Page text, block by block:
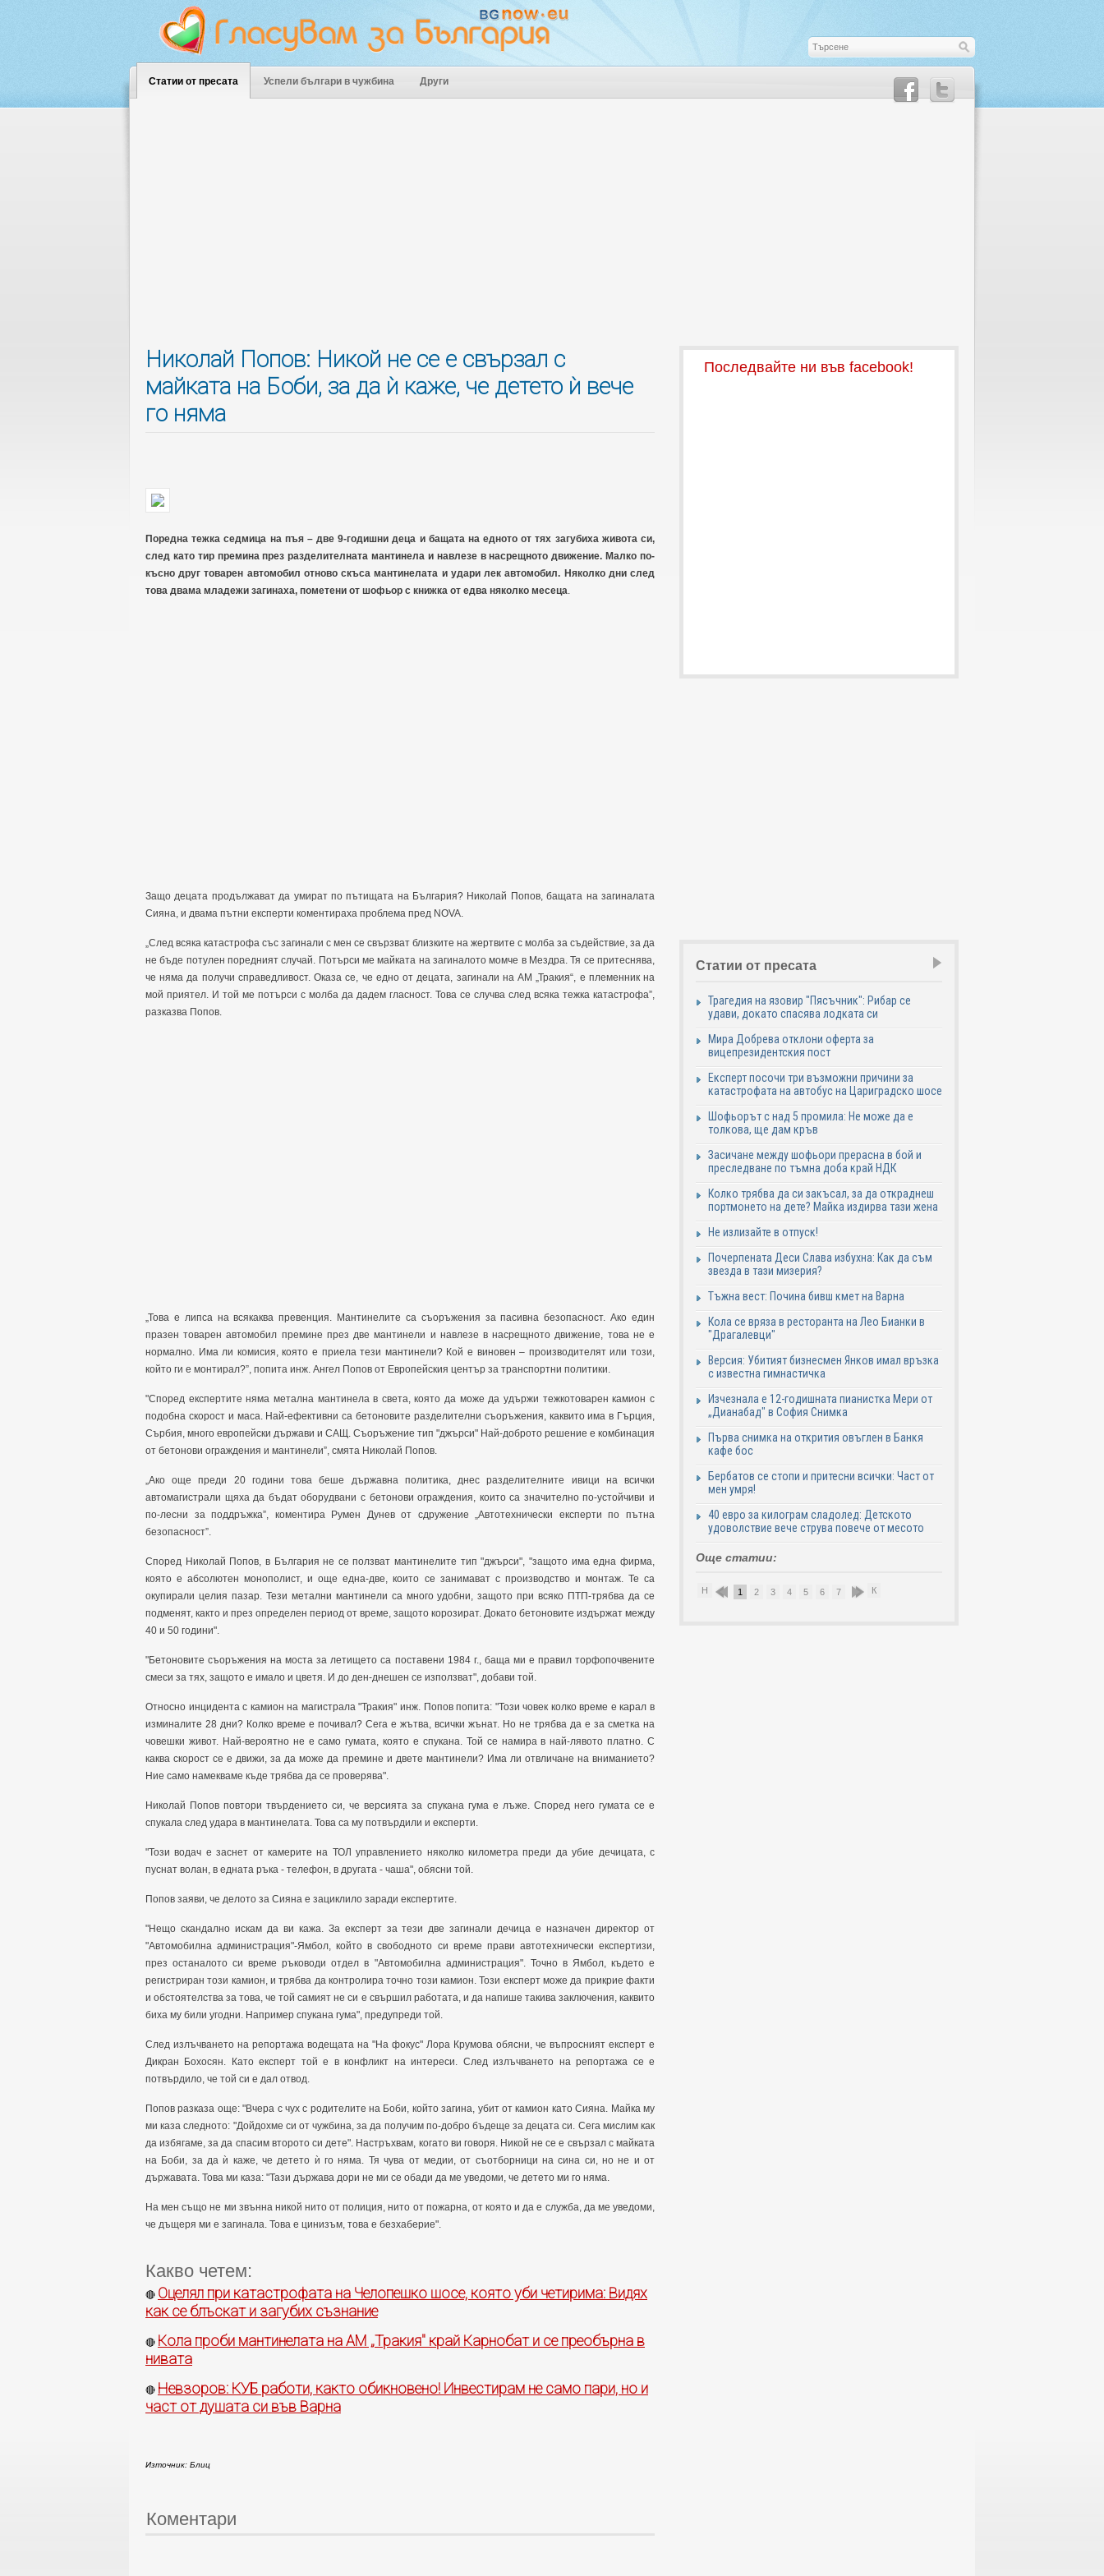
Статии от пресата Успели българи в чужбина Други
Николай Попов: Никой не се е свързал с
майката на Боби, за да ѝ каже, че детето ѝ вече
го няма
Поредна тежка седмица на пъя – две 9-годишни деца и бащата на едното от тях загубиха живота си,
след като тир премина през разделителната мантинела и навлезе в насрещното движение. Малко по-
късно друг товарен автомобил отново скъса мантинелата и удари лек автомобил. Няколко дни след
това двама младежи загинаха, пометени от шофьор с книжка от едва няколко месеца.
Защо децата продължават да умират по пътищата на България? Николай Попов, бащата на загиналата
Сияна, и двама пътни експерти коментираха проблема пред NOVA.
„След всяка катастрофа със загинали с мен се свързват близките на жертвите с молба за съдействие, за да
не бъде потулен поредният случай. Потърси ме майката на загиналото момче в Мездра. Тя се притеснява,
че няма да получи справедливост. Оказа се, че едно от децата, загинали на АМ „Тракия“, е племенник на
мой приятел. И той ме потърси с молба да дадем гласност. Това се случва след всяка тежка катастрофа”,
разказва Попов.
„Това е липса на всякаква превенция. Мантинелите са съоръжения за пасивна безопасност. Ако един
празен товарен автомобил премине през две мантинели и навлезе в насрещното движение, това не е
нормално. Има ли комисия, която е приела тези мантинели? Кой е виновен – производителят или този,
който ги е монтирал?”, попита инж. Ангел Попов от Европейския център за транспортни политики.
"Според експертите няма метална мантинела в света, която да може да удържи тежкотоварен камион с
подобна скорост и маса. Най-ефективни са бетоновите разделителни съоръжения, каквито има в Гърция,
Сърбия, много европейски държави и САЩ. Съоръжение тип "джърси" Най-доброто решение е комбинация
от бетонови ограждения и мантинели”, смята Николай Попов.
„Ако още преди 20 години това беше държавна политика, днес разделителните ивици на всички
автомагистрали щяха да бъдат оборудвани с бетонови ограждения, които са значително по-устойчиви и
по-лесни за поддръжка”, коментира Румен Дунев от сдружение „Автотехнически експерти по пътна
безопасност”.
Според Николай Попов, в България не се ползват мантинелите тип "джърси", "защото има една фирма,
която е абсолютен монополист, и още една-две, които се занимават с производство и монтаж. Те са
окупирали целия пазар. Тези метални мантинели са много удобни, защото при всяко ПТП-трябва да се
подменят, както и през определен период от време, защото корозират. Докато бетоновите издържат между
40 и 50 години".
"Бетоновите съоръжения на моста за летището са поставени 1984 г., баща ми е правил торфопочвените
смеси за тях, защото е имало и цветя. И до ден-днешен се използват", добави той.
Относно инцидента с камион на магистрала "Тракия" инж. Попов попита: "Този човек колко време е карал в
изминалите 28 дни? Колко време е почивал? Сега е жътва, всички жънат. Но не трябва да е за сметка на
човешки живот. Най-вероятно не е само гумата, която е спукана. Той се намира в най-лявото платно. С
каква скорост се е движи, за да може да премине и двете мантинели? Има ли отвличане на вниманието?
Ние само намекваме къде трябва да се проверява".
Николай Попов повтори твърдението си, че версията за спукана гума е лъже. Според него гумата се е
спукала след удара в мантинелата. Това са му потвърдили и експерти.
"Този водач е заснет от камерите на ТОЛ управлението няколко километра преди да убие дечицата, с
пуснат волан, в едната ръка - телефон, в другата - чаша", обясни той.
Попов заяви, че делото за Сияна е зациклило заради експертите.
"Нещо скандално искам да ви кажа. За експерт за тези две загинали дечица е назначен директор от
"Автомобилна администрация"-Ямбол, който в свободното си време прави автотехнически експертизи,
през останалото си време ръководи отдел в "Автомобилна администрация". Точно в Ямбол, където е
регистриран този камион, и трябва да контролира точно този камион. Този експерт може да прикрие факти
и обстоятелства за това, че той самият не си е свършил работата, и да напише такива заключения, каквито
биха му били угодни. Например спукана гума", предупреди той.
След излъчването на репортажа водещата на "На фокус" Лора Крумова обясни, че въпросният експерт е
Дикран Бохосян. Като експерт той е в конфликт на интереси. След излъчването на репортажа се е
потвърдило, че той си е дал отвод.
Попов разказа още: "Вчера с чух с родителите на Боби, който загина, убит от камион като Сияна. Майка му
ми каза следното: "Дойдохме си от чужбина, за да получим по-добро бъдеще за децата си. Сега мислим как
да избягаме, за да спасим второто си дете". Настръхвам, когато ви говоря. Никой не се е свързал с майката
на Боби, за да ѝ каже, че детето ѝ го няма. Тя чува от медии, от съотборници на сина си, но не и от
държавата. Това ми каза: "Тази държава дори не ми се обади да ме уведоми, че детето ми го няма.
На мен също не ми звънна никой нито от полиция, нито от пожарна, от която и да е служба, да ме уведоми,
че дъщеря ми е загинала. Това е цинизъм, това е безхаберие".
Какво четем:
🔴 Оцелял при катастрофата на Челопешко шосе, която уби четирима: Видях
как се блъскат и загубих съзнание
🔴 Кола проби мантинелата на АМ „Тракия" край Карнобат и се преобърна в
нивата
🔴 Невзоров: КУБ работи, както обикновено! Инвестирам не само пари, но и
част от душата си във Варна
Източник: Блиц
Коментари
Последвайте ни във facebook!
Статии от пресата
Трагедия на язовир "Пясъчник": Рибар се
удави, докато спасява лодката си
Мира Добрева отклони оферта за
вицепрезидентския пост
Експерт посочи три възможни причини за
катастрофата на автобус на Цариградско шосе
Шофьорът с над 5 промила: Не може да е
толкова, ще дам кръв
Засичане между шофьори прерасна в бой и
преследване по тъмна доба край НДК
Колко трябва да си закъсал, за да откраднеш
портмонето на дете? Майка издирва тази жена
Не излизайте в отпуск!
Почерпената Деси Слава избухна: Как да съм
звезда в тази мизерия?
Тъжна вест: Почина бивш кмет на Варна
Кола се вряза в ресторанта на Лео Бианки в
"Драгалевци"
Версия: Убитият бизнесмен Янков имал връзка
с известна гимнастичка
Изчезнала е 12-годишната пианистка Мери от
„Дианабад" в София Снимка
Първа снимка на открития овъглен в Банкя
кафе бос
Бербатов се стопи и притесни всички: Част от
мен умря!
40 евро за килограм сладолед: Детското
удоволствие вече струва повече от месото
Още статии:
Н 1 2 3 4 5 6 7 8 9К